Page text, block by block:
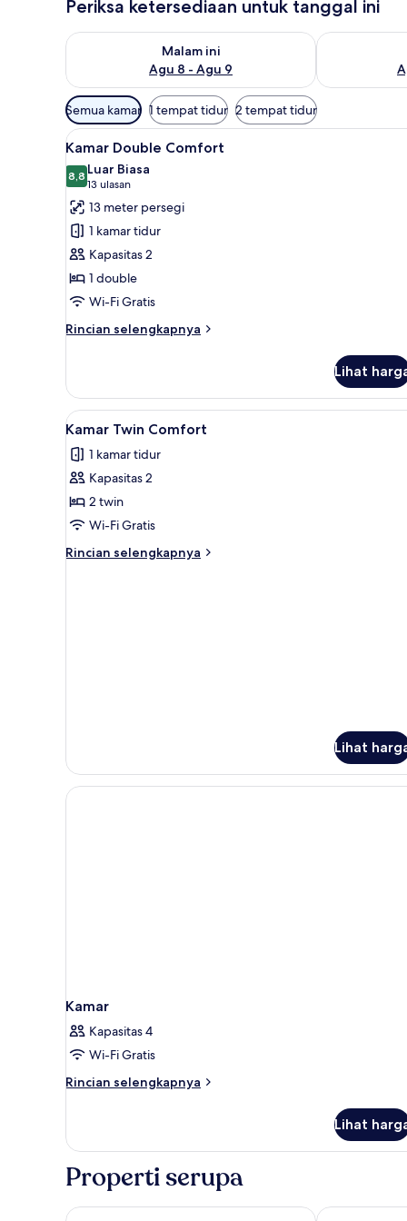
Periksa ketersediaan untuk tanggal ini
Malam ini
Agu 8 - Agu 9
Periksa ketersediaan untuk malam ini Agu 8 - Agu 9
Periksa
Filter
tersedia
untuk
kamar
Semua kamar 1 tempat tidur 2 tempat tidur
Lihat
semua
foto
untuk
Kamar
Double
Comfort
Kamar Double Comfort |
5
Kamar Double Comfort
8,88,8 dari 10
Luar Biasa
13 ulasan
(13
ulasan)
13 meter persegi
1 kamar tidur
Kapasitas 2
1 double
Wi-Fi Gratis
Rincian selengkapnya
Rincian
Kamar
Double
Comfort
Lihat
Lihat
semua
foto
untuk
Kamar
Twin
Comfort
Kamar Twin Comfort |
7
Kamar Twin Comfort
1 kamar tidur
Kapasitas 2
2 twin
Wi-Fi Gratis
Rincian selengkapnya
Rincian
Lihat
Kamar
Kapasitas 4
Wi-Fi Gratis
Rincian selengkapnya
Rincian
Kamar
Lihat
Properti serupa
Hôtel Bootcamp Hôtel Paris